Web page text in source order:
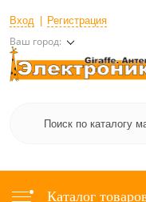
Вход Регистрация
Ваш город:
Каталог